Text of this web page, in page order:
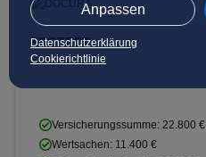
Anpassen
Datenschutzerklärung
Cookierichtlinie
PROTECT +
Versicherungssumme: 22.800 €
Wertsachen: 11.400 €